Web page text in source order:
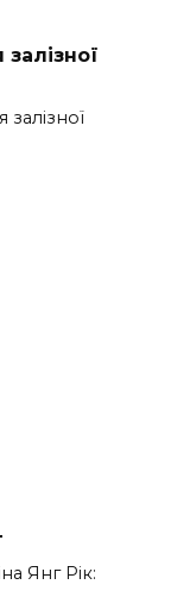
Янг Рік: